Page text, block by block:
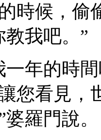
時候，偷
我吧。”
的時間
您看見，
羅門說。